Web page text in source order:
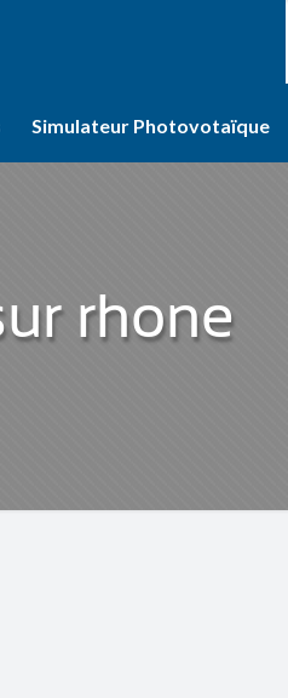
Simulateur Photovotaïque
rhone